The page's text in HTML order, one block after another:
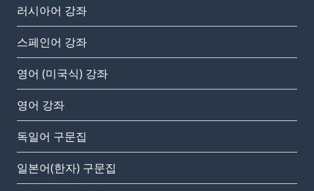
러시아어 강좌
스페인어 강좌
영어 (미국식) 강좌
영어 강좌
독일어 구문집
일본어(한자) 구문집